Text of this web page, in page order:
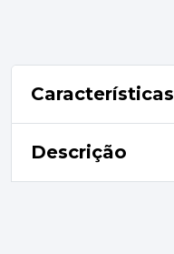
Características
Descrição